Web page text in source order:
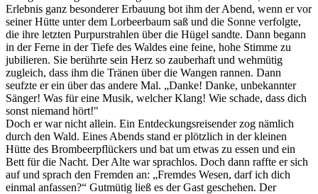
Erlebnis ganz besonderer Erbauung bot ihm der Abend, wenn er vor
seiner Hütte unter dem Lorbeerbaum saß und die Sonne verfolgte,
die ihre letzten Purpurstrahlen über die Hügel sandte. Dann begann
in der Ferne in der Tiefe des Waldes eine feine, hohe Stimme zu
jubilieren. Sie berührte sein Herz so zauberhaft und wehmütig
zugleich, dass ihm die Tränen über die Wangen rannen. Dann
seufzte er ein über das andere Mal. „Danke! Danke, unbekannter
Sänger! Was für eine Musik, welcher Klang! Wie schade, dass dich
sonst niemand hört!"
Doch er war nicht allein. Ein Entdeckungsreisender zog nämlich
durch den Wald. Eines Abends stand er plötzlich in der kleinen
Hütte des Brombeerpflückers und bat um etwas zu essen und ein
Bett für die Nacht. Der Alte war sprachlos. Doch dann raffte er sich
auf und sprach den Fremden an: „Fremdes Wesen, darf ich dich
einmal anfassen?“ Gutmütig ließ es der Gast geschehen. Der